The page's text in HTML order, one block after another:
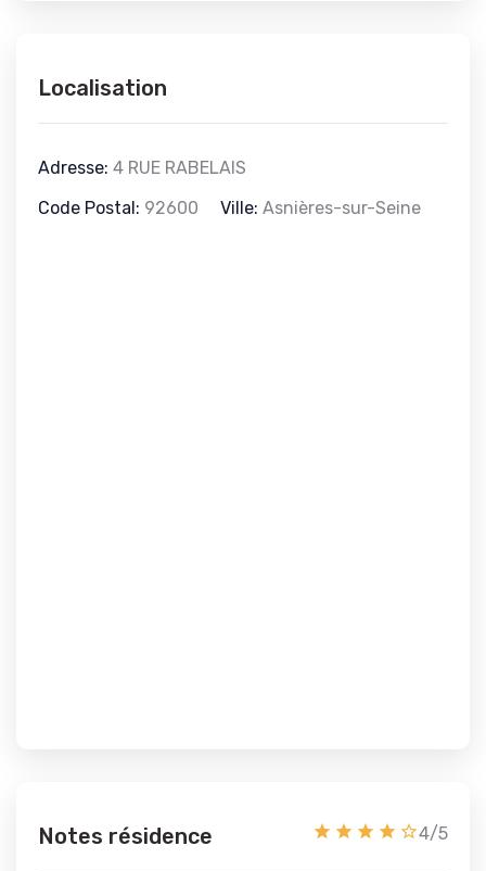
Localisation
Adresse: 4 RUE RABELAIS
Code Postal: 92600 Ville: Asnières-sur-Seine
Notes résidence 4/5